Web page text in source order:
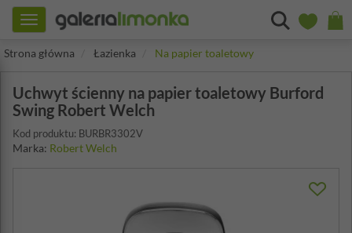
Toggle
navigation
Strona główna
Łazienka Na papier toaletowy
Uchwyt ścienny na papier toaletowy Burford
Swing Robert Welch
Kod produktu: BURBR3302V
Marka: Robert Welch